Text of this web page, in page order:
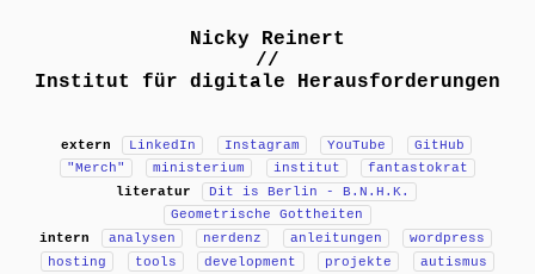
Nicky Reinert
//
Institut für digitale Herausforderungen
extern LinkedIn Instagram YouTube
GitHub
"Merch"
ministerium institut
fantastokrat
literatur
Dit is Berlin - B.N.H.K.
Geometrische Gottheiten
intern
analysen nerdenz anleitungen
wordpress
hosting
tools development projekte autismus